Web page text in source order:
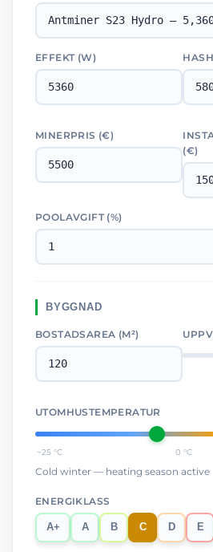
EFFEKT (W)
MINERPRIS (€)
(€)
POOLAVGIFT (%)
BYGGNAD
BOSTADSAREA (M²)
UTOMHUSTEMPERATUR
−25 °C 0 °C
Cold winter — heating season active
ENERGIKLASS
A+ A B C D E